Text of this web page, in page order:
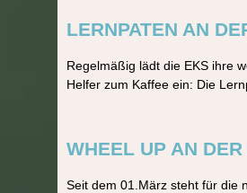
LERNPATEN AN
Regelmäßig lädt die EKS ihre
Helfer zum Kaffee ein: Die
WHEEL UP AN DER
Seit dem 01.März steht für die